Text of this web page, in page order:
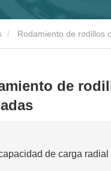
Rodamiento de rodillos
de
de carga radial